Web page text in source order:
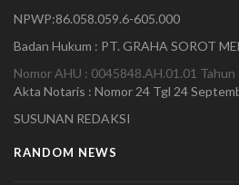
NPWP:86.058.059.6-605.000
Badan Hukum : PT. GRAHA SOROT
Nomor AHU : 0045848.AH.01.01 Tahun
Akta Notaris : Nomor 24 Tgl 24
SUSUNAN REDAKSI
RANDOM NEWS